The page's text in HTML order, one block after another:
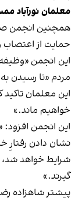
معلمان نورآباد
همچنین انجمن
حمایت از اعتصاب
این انجمن
مردم «تا رسیدن
این معلمان تاکید
خواهیم ماند.»
این انجمن
نشان دادن رفتارِ
شرایط خواهد شد،
گیرند.»
پیشتر شاهزاده